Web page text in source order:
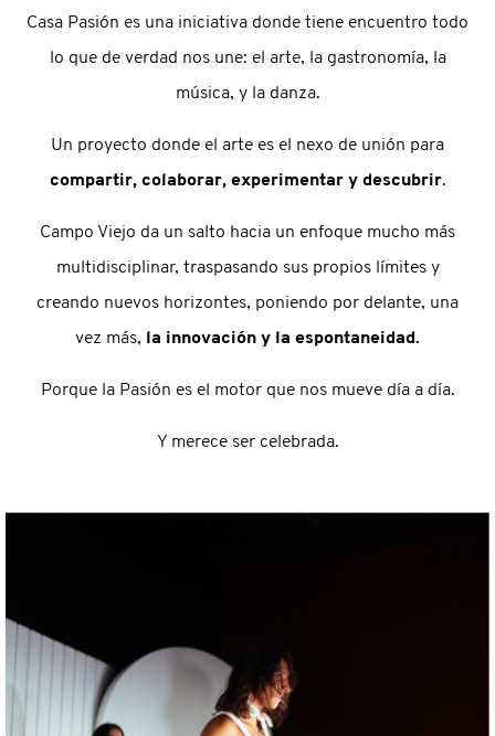
Casa Pasión es una iniciativa donde tiene encuentro todo
lo que de verdad nos une: el arte, la gastronomía, la
música, y la danza.
Un proyecto donde el arte es el nexo de unión para
compartir, colaborar, experimentar y descubrir.
Campo Viejo da un salto hacia un enfoque mucho más
multidisciplinar, traspasando sus propios límites y
creando nuevos horizontes, poniendo por delante, una
vez más, la innovación y la espontaneidad.
Porque la Pasión es el motor que nos mueve día a día.
Y merece ser celebrada.